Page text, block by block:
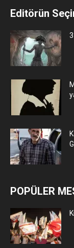
Editörün
POPÜLER